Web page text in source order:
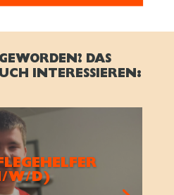
DAS
INTERESSIEREN:
W/D)